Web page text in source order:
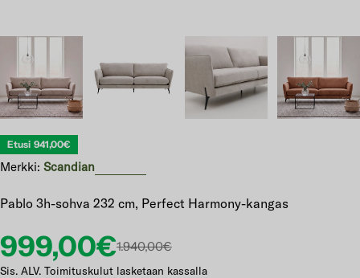
Etusi 941,00€
Merkki: Scandian
Pablo 3h-sohva 232 cm, Perfect Harmony-kangas
Etuhinta
999,00€
Normaalihinta
1.940,00€
Sis. ALV. Toimituskulut lasketaan kassalla